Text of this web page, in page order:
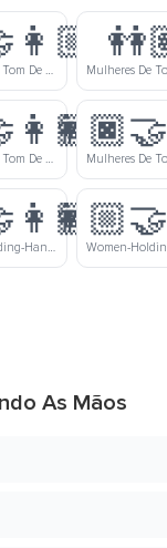
Mulheres De Tom De Pele Médio E De Tom De Pele Meio Clara Dando As Mãos
Mulheres De Tom De Pele Escura E De Tom De Pele Médio Dando As Mãos
Women-Holding-Hands-Medium-Light-Skin-Tone-Medium-Dark-Skin-Tone
As Mãos